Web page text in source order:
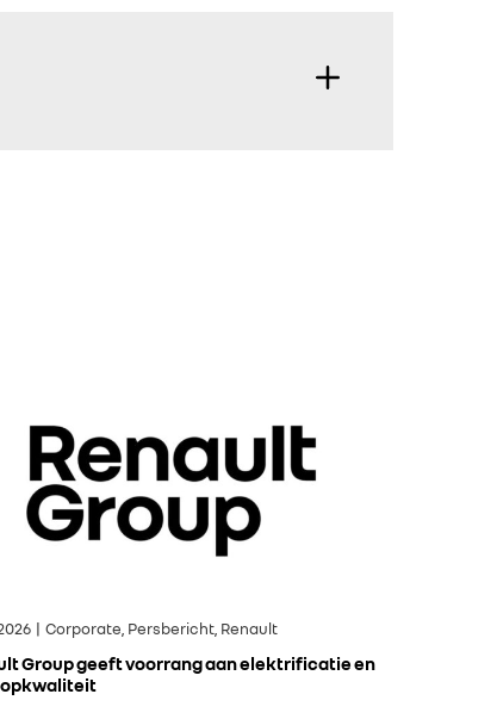
| Corporate, Persbericht, Renault
Group geeft voorrang aan elektrificatie en